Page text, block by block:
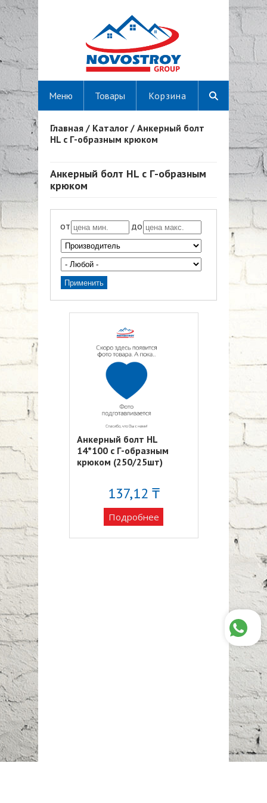
Корзина
Меню Товары
Вы здесь
Главная / Каталог / Анкерный болт
HL с Г-образным крюком
Анкерный болт HL с Г-образным
крюком
от до
Анкерный болт HL
14*100 с Г-образным
крюком (250/25шт)
137,12 ₸
Подробнее